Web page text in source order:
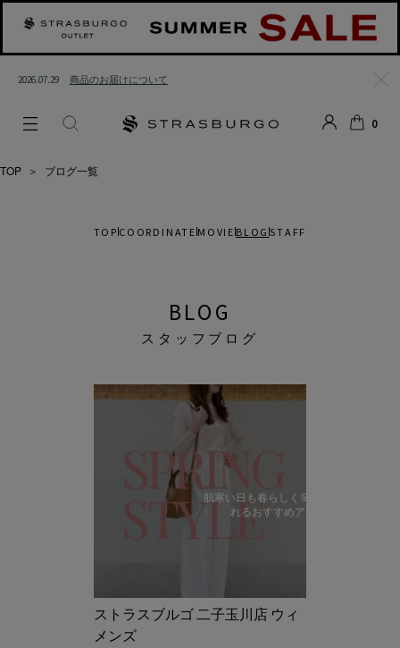
2026.07.29 商品のお届けについて
る
0
TOP ＞ ブログ一覧
TOP COORDINATE MOVIE BLOG STAFF
BLOG
スタッフブログ
肌寒い日も春らしく🌸今から着ら
れるおすすめアイテム
ストラスブルゴ 二子玉川店 ウィ
メンズ